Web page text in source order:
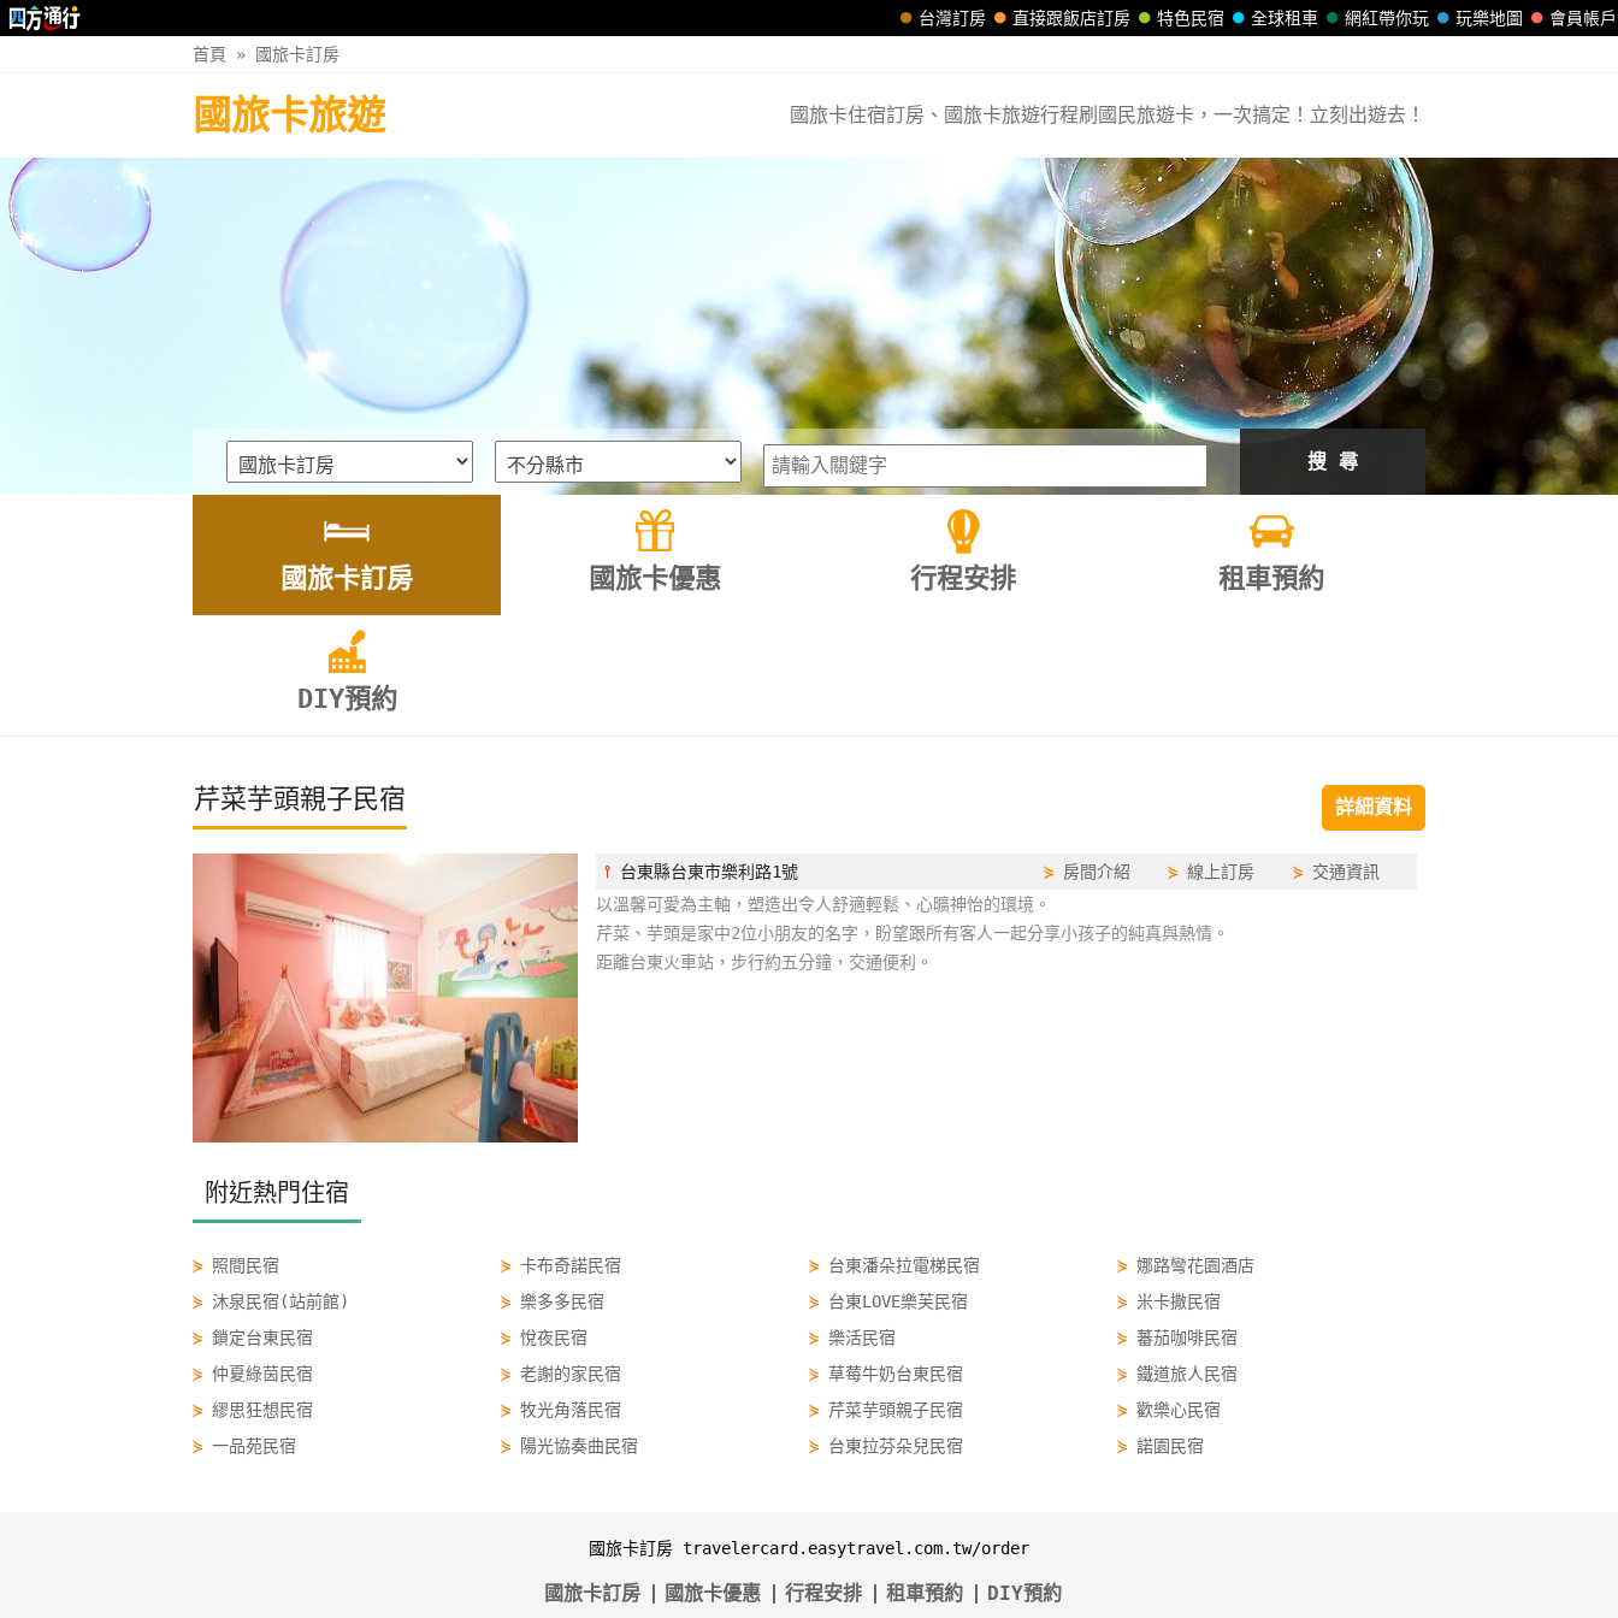
會員帳戶
玩樂地圖
網紅帶你玩
全球租車
特色民宿
直接跟飯店訂房
台灣訂房
首頁 » 國旅卡訂房
國旅卡旅遊 國旅卡住宿訂房、國旅卡旅遊行程刷國民旅遊卡，一次搞定！立刻出遊去！
搜 尋
國旅卡訂房 國旅卡優惠 行程安排 租車預約
DIY預約
芹菜芋頭親子民宿 詳細資料
⫯ 台東縣台東市樂利路1號 ⋟ 房間介紹 ⋟線上訂房 ⋟ 交通資訊
以溫馨可愛為主軸，塑造出令人舒適輕鬆、心曠神怡的環境。
芹菜、芋頭是家中2位小朋友的名字，盼望跟所有客人一起分享小孩子的純真與熱情。
距離台東火車站，步行約五分鐘，交通便利。
附近熱門住宿
⋟ 照間民宿 ⋟ 卡布奇諾民宿 ⋟ 台東潘朵拉電梯民宿 ⋟ 娜路彎花園酒店
⋟ 沐泉民宿(站前館) ⋟ 樂多多民宿 ⋟ 台東LOVE樂芙民宿 ⋟ 米卡撒民宿
⋟ 鎖定台東民宿 ⋟ 悅夜民宿 ⋟ 樂活民宿 ⋟ 蕃茄咖啡民宿
⋟ 仲夏綠茵民宿 ⋟ 老謝的家民宿 ⋟ 草莓牛奶台東民宿 ⋟ 鐵道旅人民宿
⋟ 繆思狂想民宿 ⋟ 牧光角落民宿 ⋟ 芹菜芋頭親子民宿 ⋟ 歡樂心民宿
⋟ 一品苑民宿 ⋟ 陽光協奏曲民宿 ⋟ 台東拉芬朵兒民宿 ⋟ 諾園民宿
國旅卡訂房 travelercard.easytravel.com.tw/order
國旅卡訂房 國旅卡優惠 行程安排 租車預約 DIY預約